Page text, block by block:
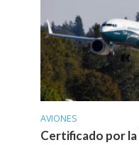
AVIONES
Certificado por la